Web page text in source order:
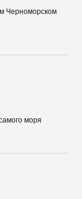
Черноморском
моря